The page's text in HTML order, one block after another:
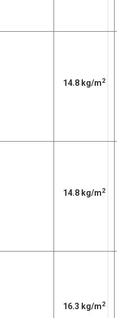
14.8 kg/m2
14.8 kg/m2
16.3 kg/m2